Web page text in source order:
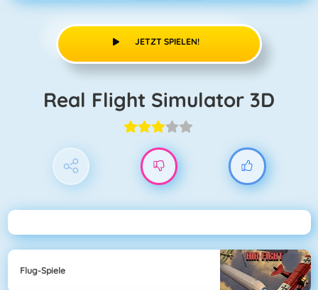
JETZT SPIELEN!
Real Flight Simulator 3D
Flug-Spiele